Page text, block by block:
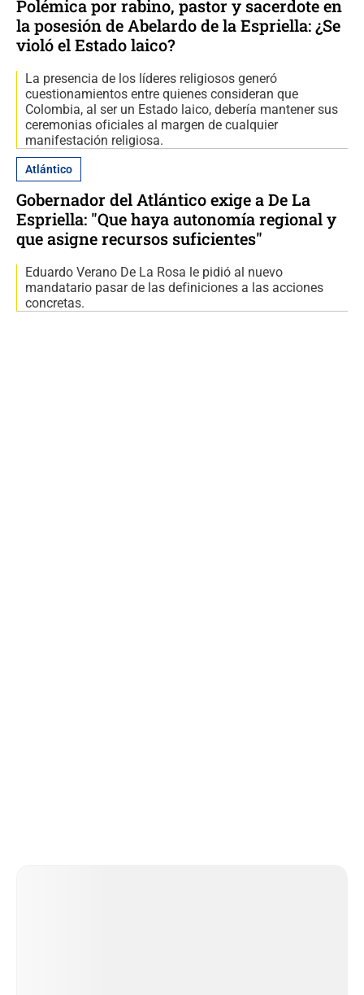
Polémica por rabino, pastor y sacerdote en
la posesión de Abelardo de la Espriella: ¿Se
violó el Estado laico?
La presencia de los líderes religiosos generó
cuestionamientos entre quienes consideran que
Colombia, al ser un Estado laico, debería mantener sus
ceremonias oficiales al margen de cualquier
manifestación religiosa.
Atlántico
Gobernador del Atlántico exige a De La
Espriella: "Que haya autonomía regional y
que asigne recursos suficientes"
Eduardo Verano De La Rosa le pidió al nuevo
mandatario pasar de las definiciones a las acciones
concretas.